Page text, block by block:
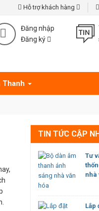
Hỗ trợ khách hàng
Đăng nhập
Đăng ký
Thanh
TIN TỨC CẬP
Tư
nhà
Lắp